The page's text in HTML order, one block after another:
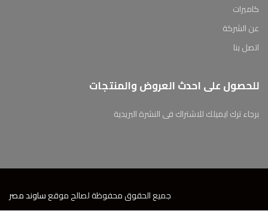
كاميرات
عن الشركة
اتصل بنا
للحصول على احدث العروض والمنتجات
برجاء ترك ايميلك للاشتراك فى النشرة البريدية
جميع الحقوق محفوظة لصالح موقعساوند مصر